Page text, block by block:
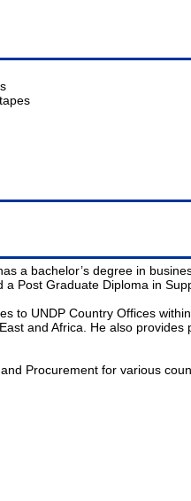
a bachelor’s degree in
Post Graduate Diploma in
to UNDP Country Offices
and Africa. He also
Procurement for various